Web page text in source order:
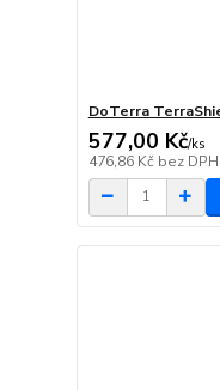
DoTerra
577,00 Kč/ks
476,86 Kč bez DPH